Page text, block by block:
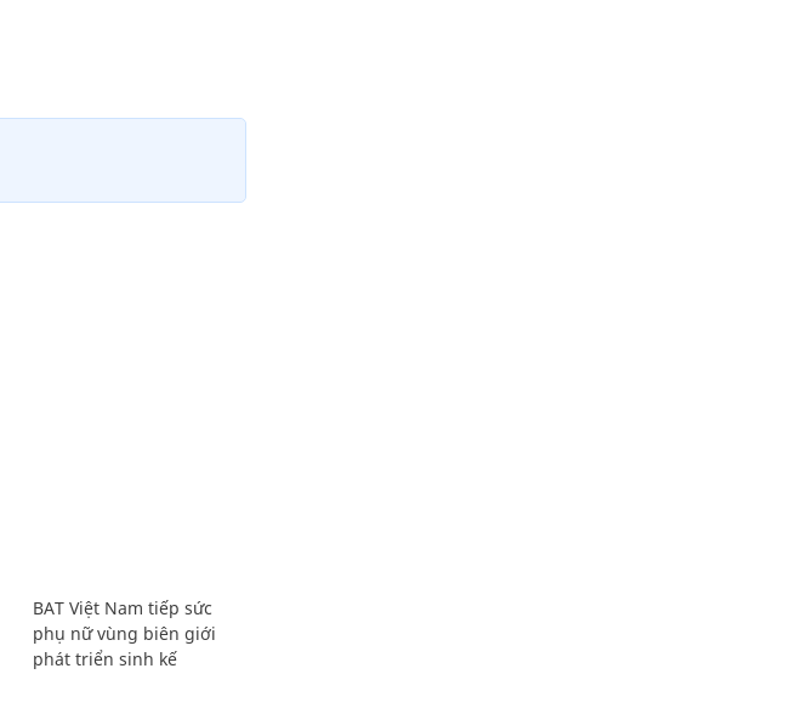
BAT Việt Nam tiếp sức
phụ nữ vùng biên giới
phát triển sinh kế